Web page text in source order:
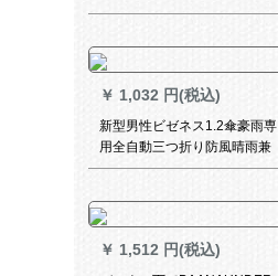
ねって、前から固定伞で十骨
￥ 1,032 円(税込)
新型男性ビゼネス1.2傘豪雨専
用全自動三つ折り防風晴雨兼
用傘ブラック
￥ 1,512 円(税込)